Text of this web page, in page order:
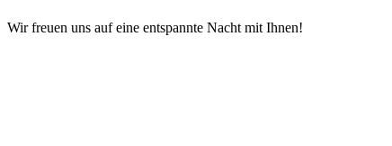
Wir freuen uns auf eine entspannte Nacht mit Ihnen!